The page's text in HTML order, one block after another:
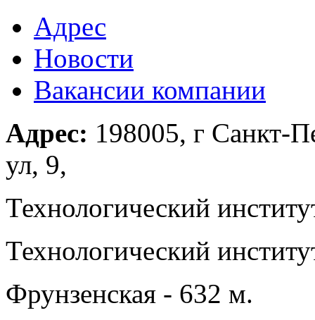
Адрес
Новости
Вакансии компании
Адрес: 198005, г Санкт-
ул, 9,
Технологический
Технологический
Фрунзенская - 632 м.